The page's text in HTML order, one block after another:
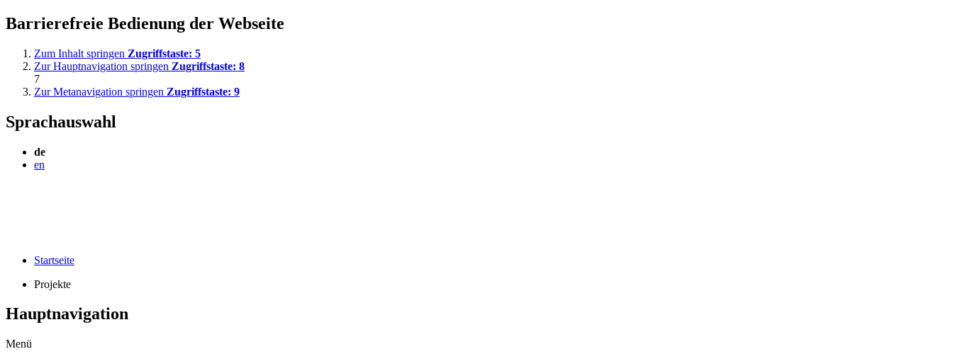
Barrierefreie Bedienung der Webseite
Zum Inhalt springen Zugriffstaste: 5
Zur Hauptnavigation springen Zugriffstaste: 8
7
Zur Metanavigation springen Zugriffstaste: 9
Sprachauswahl
de
en
Startseite
Projekte
Hauptnavigation
Menü